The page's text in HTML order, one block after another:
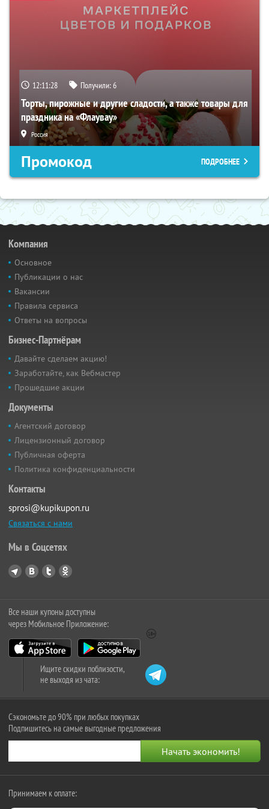
12:11:27 Получили:6
Торты, пирожные и другие сладости, а также товары для
праздника на «Флаувау»
Россия
Промокод ПОДРОБНЕЕ
Компания
Основное
Публикации о нас
Вакансии
Правила сервиса
Ответы на вопросы
Бизнес-Партнёрам
Давайте сделаем акцию!
Заработайте, как Вебмастер
Прошедшие акции
Документы
Агентский договор
Лицензионный договор
Публичная оферта
Политика конфиденциальности
Контакты
sprosi@kupikupon.ru
Связаться с нами
Мы в Соцсетях
Все наши купоны доступны
через Мобильное Приложение:
Ищите скидки поблизости,
не выходя из чата:
Сэкономьте до 90% при любых покупках
Подпишитесь на самые выгодные предложения
Принимаем к оплате: